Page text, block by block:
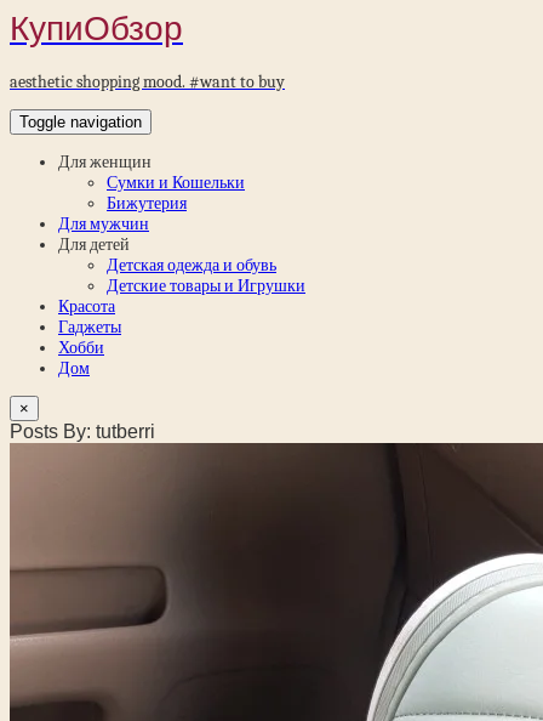
КупиОбзор
aesthetic shopping mood. #want to buy
Toggle navigation
Для женщин
Сумки и Кошельки
Бижутерия
Для мужчин
Для детей
Детская одежда и обувь
Детские товары и Игрушки
Красота
Гаджеты
Хобби
Дом
×
Posts By: tutberri